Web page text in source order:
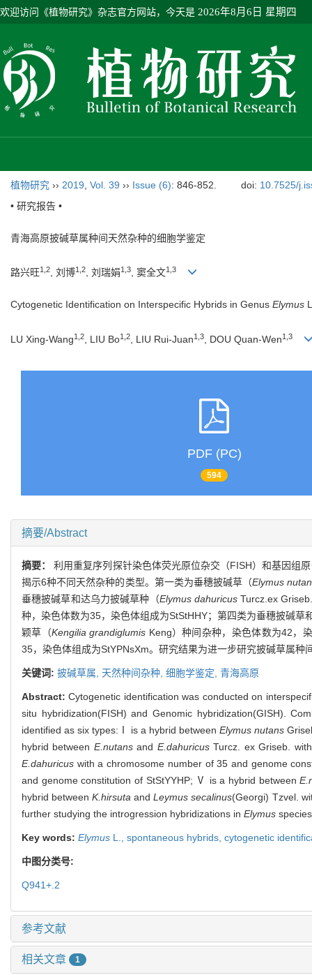
欢迎访问《植物研究》杂志官方网站，今天是 2026年8月6日 星期四
植物研究 ›› 2019 Vol. 39 ›› Issue (6): 846-852. doi: 10.7525/
• 研究报告 •
青海高原披碱草属种间天然杂种的细胞学鉴定
路兴旺1,2, 刘博1,2, 刘瑞娟1,3, 窦全文1,3
Cytogenetic Identification on Interspecific Hybrids in Genus Elymus
LU Xing-Wang1,2 , LIU Bo1,2 , LIU Rui-Juan1,3 , DOU Quan-Wen1,3
PDF (PC)
594
摘要/Abstract
摘要：利用重复序列探针染色体荧光原位杂交（FISH）和基因组
揭示6种不同天然杂种的类型。第一类为垂穗披碱草（Elymus
垂穗披碱草和达乌力披碱草种（Elymus dahuricusTurcz.ex
种，染色体数为35，染色体组成为StStHHY；第四类为垂穗披碱草
颖草（Kengilia grandiglumis Keng）种间杂种，染色体数为42，
35，染色体组成为StYPNsXm。研究结果为进一步研究披碱草属
关键词: 披碱草属, 天然种间杂种, 细胞学鉴定, 青海高原
Abstract:Cytogenetic identification was conducted on
situ hybridization(FISH) and Genomic hybridization(GISH).
identified as six types:Ⅰ is a hybrid between Elymus nutans
hybrid between E.nutansand E.dahuricusTurcz. ex Griseb.
E.dahuricus with a chromosome number of 35 and genome
and genome constitution of StStYYHP; Ⅴ is a hybrid between
hybrid betweenK.hirsuta andLeymus secalinus(Georgi) Tzvel.
further studying the introgression hybridizations in Elymus
Key words: Elymus L., spontaneous hybrids, cytogenetic
中图分类号:
Q941+.2
参考文献
相关文章 1